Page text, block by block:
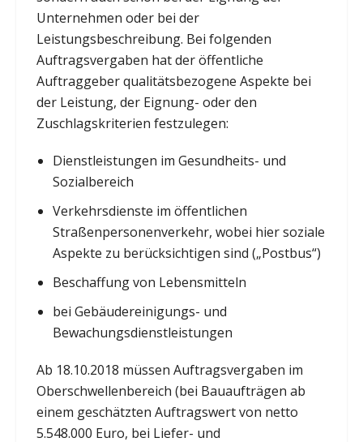
Unternehmen oder bei der
Leistungsbeschreibung. Bei folgenden
Auftragsvergaben hat der öffentliche
Auftraggeber qualitätsbezogene Aspekte bei
der Leistung, der Eignung- oder den
Zuschlagskriterien festzulegen:
Dienstleistungen im Gesundheits- und
Sozialbereich
Verkehrsdienste im öffentlichen
Straßenpersonenverkehr, wobei hier soziale
Aspekte zu berücksichtigen sind („Postbus“)
Beschaffung von Lebensmitteln
bei Gebäudereinigungs- und
Bewachungsdienstleistungen
Ab 18.10.2018 müssen Auftragsvergaben im
Oberschwellenbereich (bei Bauaufträgen ab
einem geschätzten Auftragswert von netto
5.548.000 Euro, bei Liefer- und